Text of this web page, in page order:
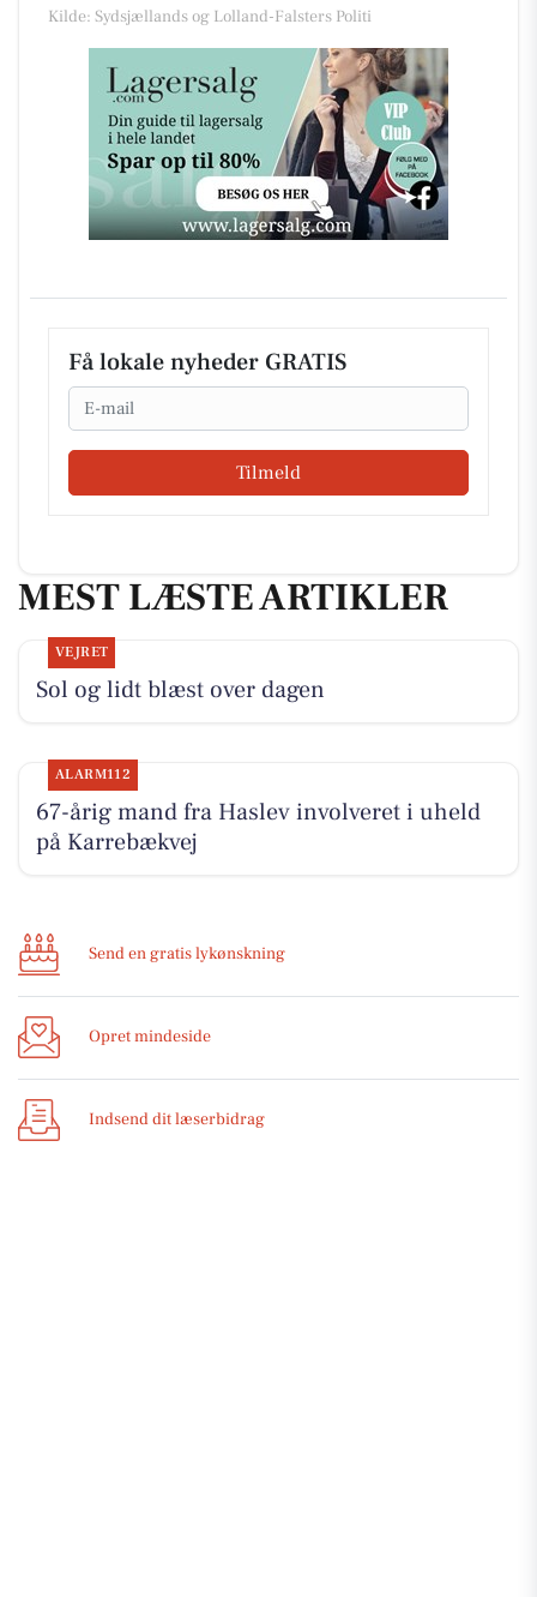
Kilde: Sydsjællands og Lolland-Falsters Politi
Få lokale nyheder GRATIS
Email
Tilmeld
MEST LÆSTE ARTIKLER
VEJRET
Sol og lidt blæst over dagen
ALARM112
67-årig mand fra Haslev involveret i uheld
på Karrebækvej
Send en gratis lykønskning
Opret mindeside
Indsend dit læserbidrag